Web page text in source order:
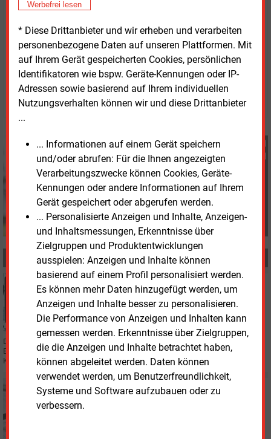
Werbefrei lesen
* Diese Drittanbieter und wir erheben und verarbeiten
personenbezogene Daten auf unseren Plattformen. Mit
auf Ihrem Gerät gespeicherten Cookies, persönlichen
Identifikatoren wie bspw. Geräte-Kennungen oder IP-
Adressen sowie basierend auf Ihrem individuellen
Nutzungsverhalten können wir und diese Drittanbieter
...
... Informationen auf einem Gerät speichern
und/oder abrufen: Für die Ihnen angezeigten
Verarbeitungszwecke können Cookies, Geräte-
Kennungen oder andere Informationen auf Ihrem
Gerät gespeichert oder abgerufen werden.
... Personalisierte Anzeigen und Inhalte, Anzeigen-
und Inhaltsmessungen, Erkenntnisse über
Zielgruppen und Produktentwicklungen
ausspielen: Anzeigen und Inhalte können
basierend auf einem Profil personalisiert werden.
Es können mehr Daten hinzugefügt werden, um
Anzeigen und Inhalte besser zu personalisieren.
Die Performance von Anzeigen und Inhalten kann
gemessen werden. Erkenntnisse über Zielgruppen,
die die Anzeigen und Inhalte betrachtet haben,
können abgeleitet werden. Daten können
verwendet werden, um Benutzerfreundlichkeit,
Systeme und Software aufzubauen oder zu
verbessern.
Stromabsatz
Quelle: Geschäftsbericht 2024
Montag, 31.03.2025, 17:26 Uhr
Georg Eble
© 2026 Energie & Management GmbH
Georg Eble
+49 (0) 8152 9311 44
g.eble@energie-und-
management.de
MEHR ZUM THEMA
BILANZ
Gelsenwasser AG mit stabilem Ergebnis
Die Gelsenwasser AG hat im vergangenen Geschäftsjahr ein stabiles
Ergebnis erwirtschaftet, unter anderem wegen des Netzgeschäftes. Der
Konzern strukturiert seine Geschäftsfelder neu.
Dienstag, 1.04.2025, 15:31
Geldregen für Gelsenwasser-Aktionäre